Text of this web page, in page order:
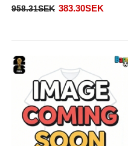
958.31SEK 383.30SEK